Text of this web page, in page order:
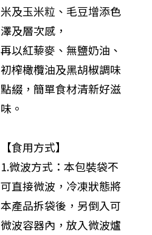
米及玉米粒、毛豆增添色
澤及層次感，
再以紅藜麥、無鹽奶油、
初榨橄欖油及黑胡椒調味
點綴，簡單食材清新好滋
味。
【食用方式】
1.微波方式：本包裝袋不
可直接微波，冷凍狀態將
本產品拆袋後，另倒入可
微波容器內，放入微波爐